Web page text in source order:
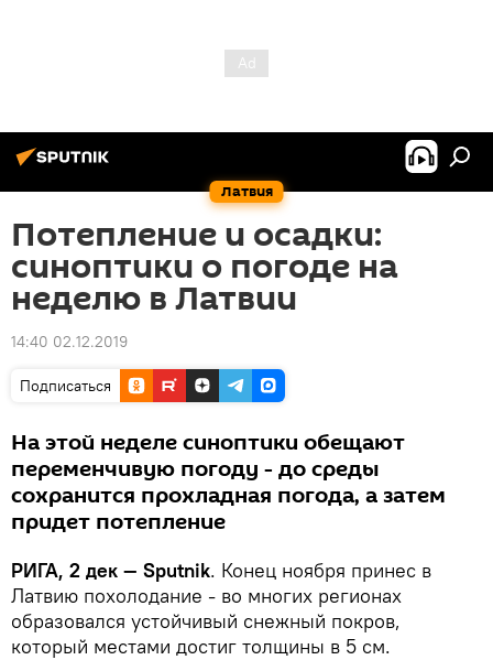
Латвия
Потепление и осадки:
синоптики о погоде на
неделю в Латвии
14:40 02.12.2019
Подписаться
На этой неделе синоптики обещают
переменчивую погоду - до среды
сохранится прохладная погода, а затем
придет потепление
РИГА, 2 дек — Sputnik. Конец ноября принес в
Латвию похолодание - во многих регионах
образовался устойчивый снежный покров,
который местами достиг толщины в 5 см.